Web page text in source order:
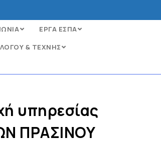
ΕΡΓΑ ΕΣΠΑ
& ΤΕΧΝΗΣ
υπηρεσίας
ΠΡΑΣΙΝΟΥ